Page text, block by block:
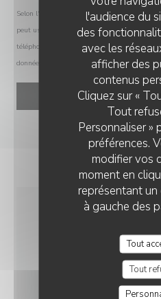
l'audience du
des
avec les
afficher des
contenus
Cliquez sur «
Tout
Personnaliser »
préférences.
modifier vos
moment en
représentant
à gauche des
Tout
Tout
Selon l'article L.223-2 du code de la
peut user de son droit à s'inscrire sur la liste
téléphonique Bloctel :bloctel.gouv.fr. Pour
données, consultez notrepolitique de
Française
CHEZ